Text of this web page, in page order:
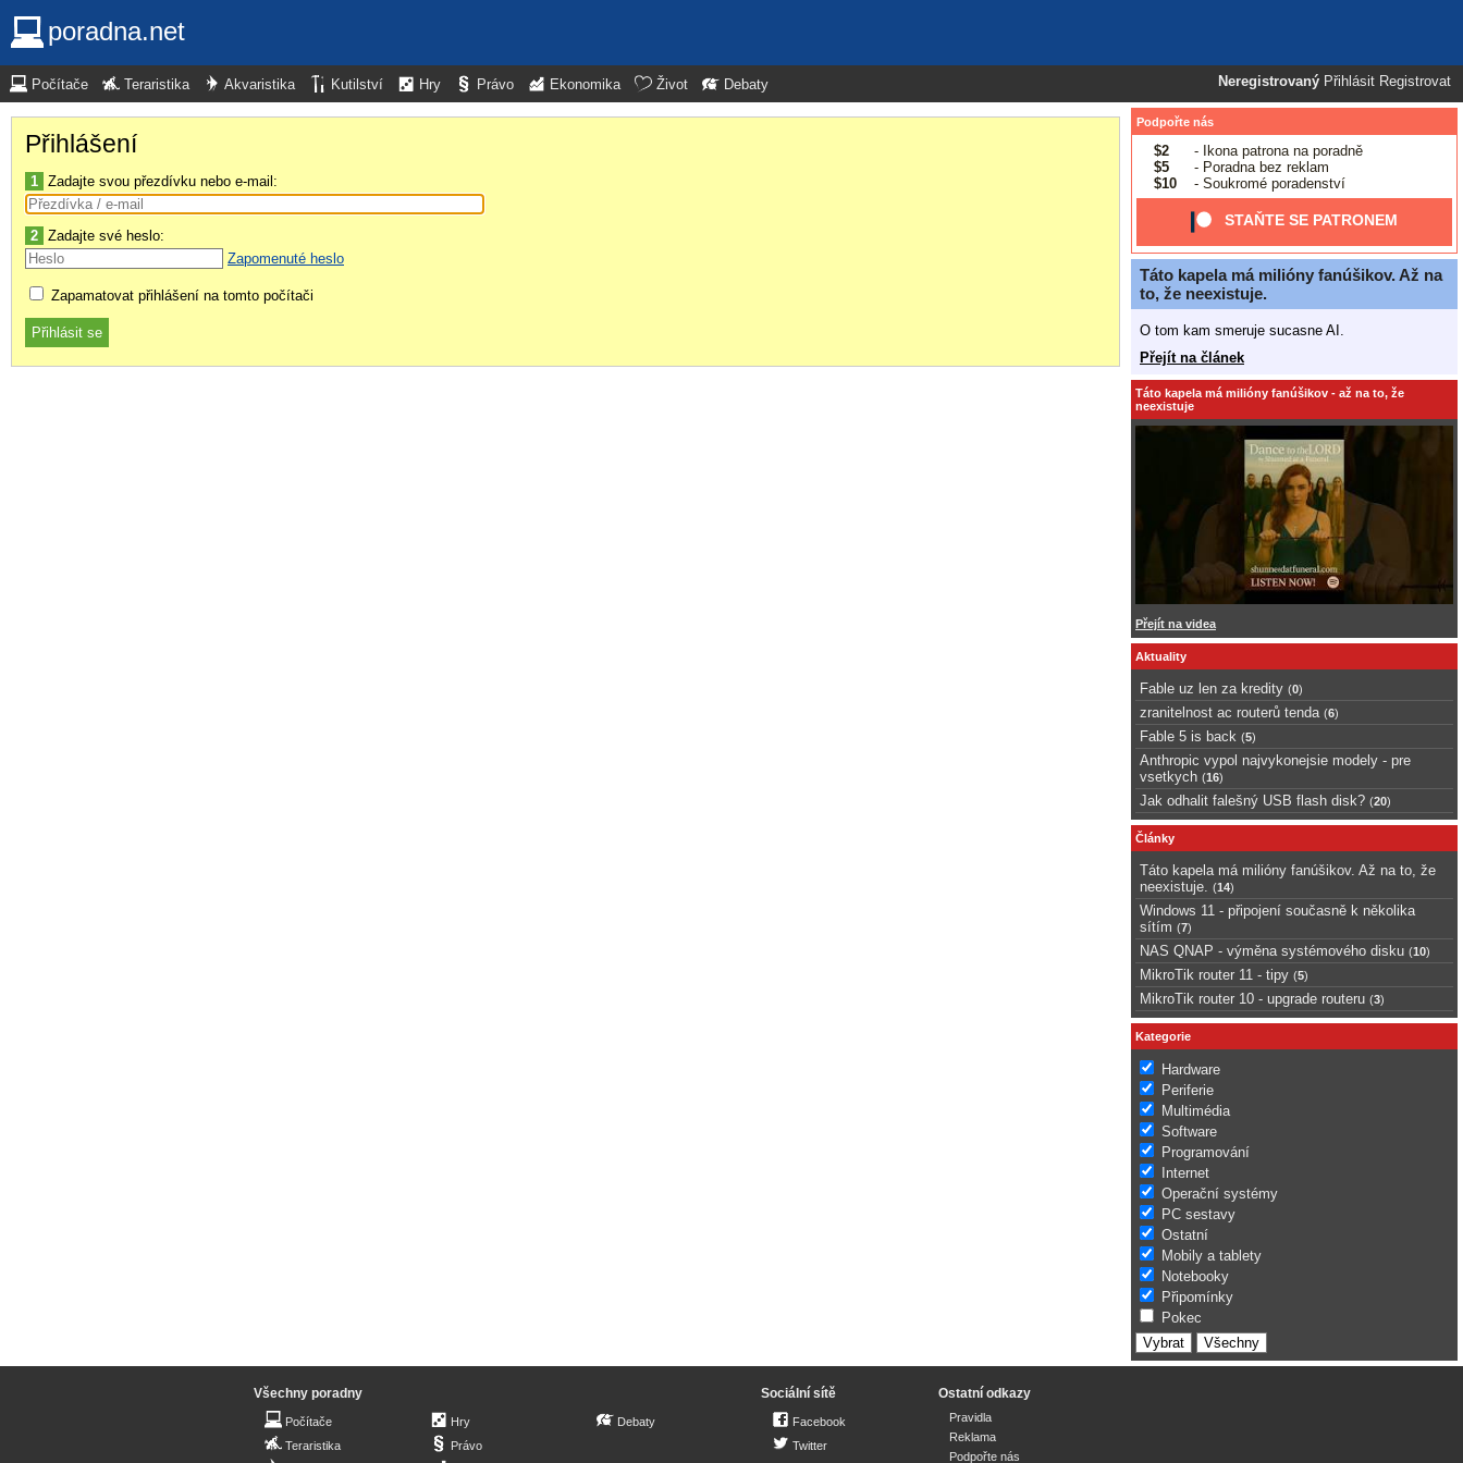
poradna.net
Neregistrovaný Přihlásit Registrovat
Počítače Teraristika Akvaristika Kutilství Hry Právo Ekonomika Život Debaty
Přihlášení
1 Zadajte svou přezdívku nebo e-mail:
2 Zadajte své heslo:
Zapomenuté heslo
Zapamatovat přihlášení na tomto počítači
Podpořte nás
$2
- Ikona patrona na poradně
$5
- Poradna bez reklam
$10
- Soukromé poradenství
STAŇTE SE PATRONEM
Táto kapela má milióny fanúšikov. Až na
to, že neexistuje.
O tom kam smeruje sucasne AI.
Přejít na článek
Táto kapela má milióny fanúšikov - až na to, že
neexistuje
Přejít na videa
Aktuality
Fable uz len za kredity (0)
zranitelnost ac routerů tenda (6)
Fable 5 is back (5)
Anthropic vypol najvykonejsie modely - pre
vsetkych (16)
Jak odhalit falešný USB flash disk? (20)
Články
Táto kapela má milióny fanúšikov. Až na to, že
neexistuje.
(14)
Windows 11 - připojení současně k několika
sítím (7)
NAS QNAP - výměna systémového disku (10)
MikroTik router 11 - tipy (5)
MikroTik router 10 - upgrade routeru (3)
Kategorie
Hardware
Periferie
Multimédia
Software
Programování
Internet
Operační systémy
PC sestavy
Ostatní
Mobily a tablety
Notebooky
Připomínky
Pokec
Všechny poradny
Počítače
Teraristika
Hry
Právo
Debaty
Sociální sítě
Facebook
Twitter
Ostatní odkazy
Pravidla
Reklama
Podpořte nás